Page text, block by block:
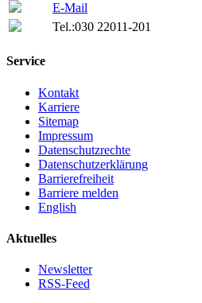
E-Mail
Tel.:030 22011-201
Service
Kontakt
Karriere
Sitemap
Impressum
Datenschutzrechte
Datenschutzerklärung
Barrierefreiheit
Barriere melden
English
Aktuelles
Newsletter
RSS-Feed